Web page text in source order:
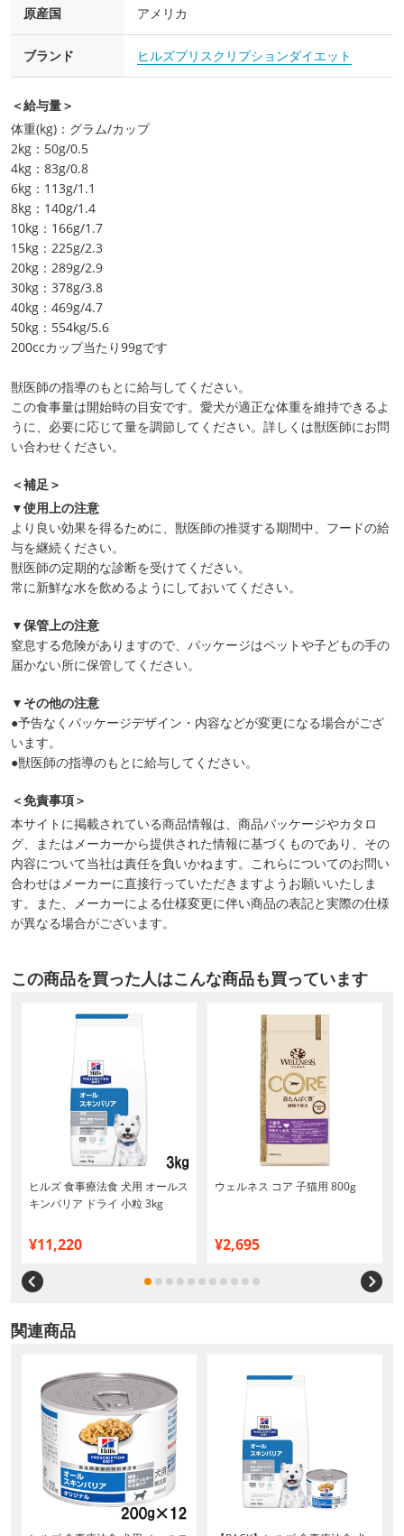
原産国 アメリカ
ブランド ヒルズプリスクリプションダイエット
＜給与量＞
体重(kg)：グラム/カップ
2kg：50g/0.5
4kg：83g/0.8
6kg：113g/1.1
8kg：140g/1.4
10kg：166g/1.7
15kg：225g/2.3
20kg：289g/2.9
30kg：378g/3.8
40kg：469g/4.7
50kg：554kg/5.6
200ccカップ当たり99gです
獣医師の指導のもとに給与してください。
この食事量は開始時の目安です。愛犬が適正な体重を維持できるよ
うに、必要に応じて量を調節してください。詳しくは獣医師にお問
い合わせください。
＜補足＞
▼使用上の注意
より良い効果を得るために、獣医師の推奨する期間中、フードの給
与を継続ください。
獣医師の定期的な診断を受けてください。
常に新鮮な水を飲めるようにしておいてください。
▼保管上の注意
窒息する危険がありますので、パッケージはペットや子どもの手の
届かない所に保管してください。
▼その他の注意
●予告なくパッケージデザイン・内容などが変更になる場合がござ
います。
●獣医師の指導のもとに給与してください。
＜免責事項＞
本サイトに掲載されている商品情報は、商品パッケージやカタロ
グ、またはメーカーから提供された情報に基づくものであり、その
内容について当社は責任を負いかねます。これらについてのお問い
合わせはメーカーに直接行っていただきますようお願いいたしま
す。また、メーカーによる仕様変更に伴い商品の表記と実際の仕様
が異なる場合がございます。
この商品を買った人はこんな商品も買っています
ヒルズ 食事療法食 犬用 オールス
キンバリア ドライ 小粒 3kg
¥11,220
ウェルネス コア 子猫用 800g
¥2,695
関連商品